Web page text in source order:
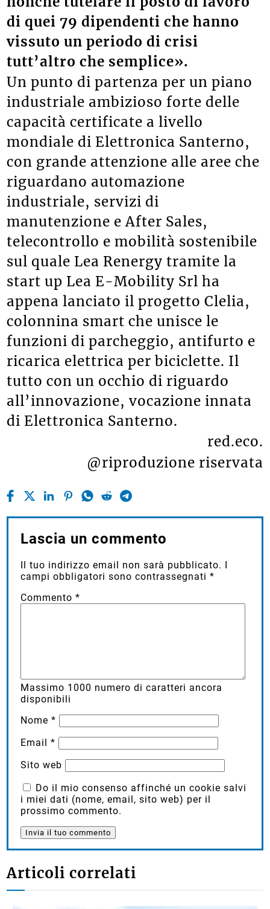
di quei 79 dipendenti che hanno
vissuto un periodo di crisi
tutt’altro che semplice».
Un punto di partenza per un piano
industriale ambizioso forte delle
capacità certificate a livello
mondiale di Elettronica Santerno,
con grande attenzione alle aree che
riguardano automazione
industriale, servizi di
manutenzione e After Sales,
telecontrollo e mobilità sostenibile
sul quale Lea Renergy tramite la
start up Lea E-Mobility Srl ha
appena lanciato il progetto Clelia,
colonnina smart che unisce le
funzioni di parcheggio, antifurto e
ricarica elettrica per biciclette. Il
tutto con un occhio di riguardo
all’innovazione, vocazione innata
di Elettronica Santerno.
red.eco.
@riproduzione riservata
Lascia un commento
Il tuo indirizzo email non sarà pubblicato. I
campi obbligatori sono contrassegnati*
Commento*
Massimo 1000 numero di caratteri ancora
disponibili
Nome*
Email*
Sito web
Do il mio consenso affinché un cookie salvi
i miei dati (nome, email, sito web) per il
prossimo commento.
Articoli correlati